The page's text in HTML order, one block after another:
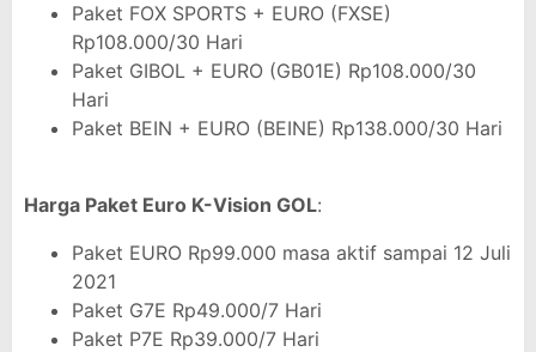
Paket FOX SPORTS + EURO (FXSE)
Rp108.000/30 Hari
Paket GIBOL + EURO (GB01E) Rp108.000/30
Hari
Paket BEIN + EURO (BEINE) Rp138.000/30 Hari
Harga Paket Euro K-Vision GOL:
Paket EURO Rp99.000 masa aktif sampai 12 Juli
2021
Paket G7E Rp49.000/7 Hari
Paket P7E Rp39.000/7 Hari